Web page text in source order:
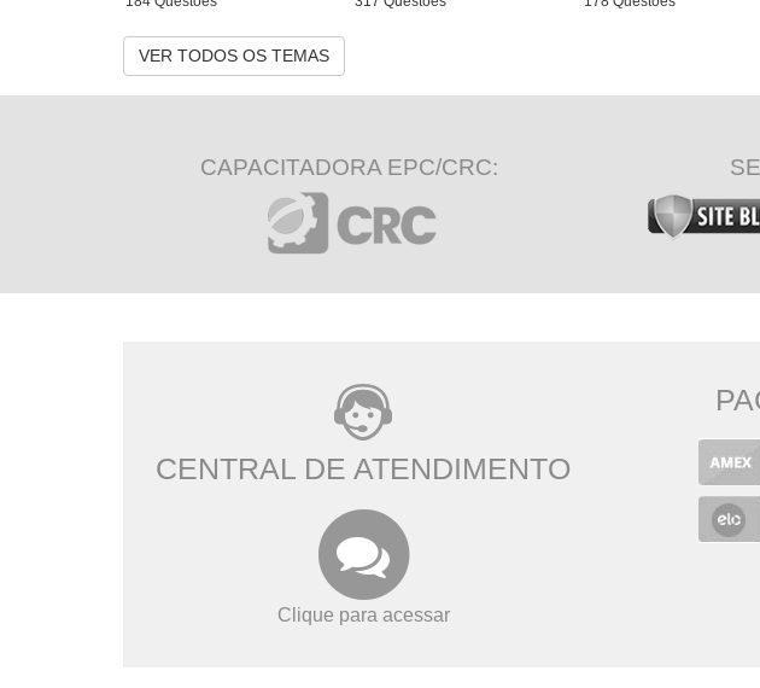
VER TODOS OS TEMAS
CAPACITADORA EPC/CRC:
CENTRAL DE ATENDIMENTO
Clique para acessar